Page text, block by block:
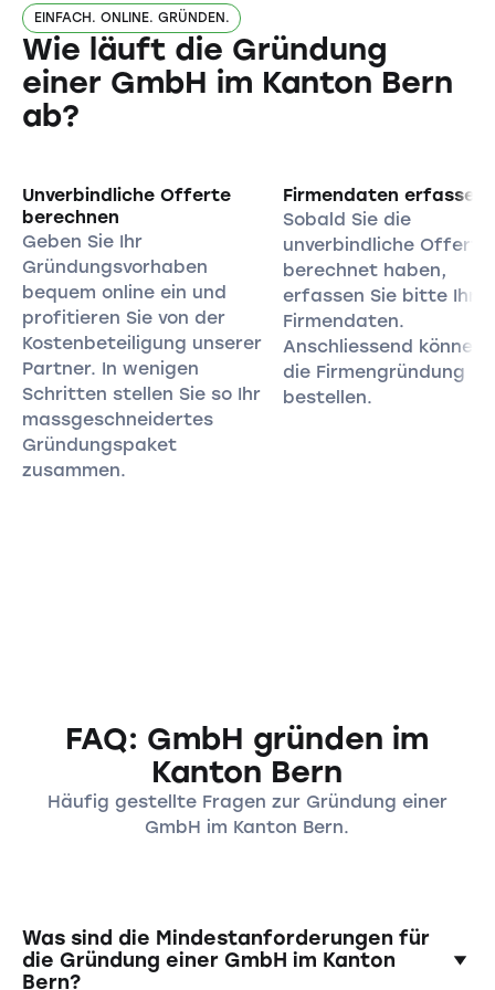
EINFACH. ONLINE. GRÜNDEN.
Wie läuft die Gründung
einer GmbH im Kanton Bern
ab?
Unverbindliche Offerte
berechnen
Geben Sie Ihr
Gründungsvorhaben
bequem online ein und
profitieren Sie von der
Kostenbeteiligung unserer
Partner. In wenigen
Schritten stellen Sie so Ihr
massgeschneidertes
Gründungspaket
zusammen.
Firmendaten erfassen
Sobald Sie die
unverbindliche Offerte
berechnet haben,
erfassen Sie bitte Ihre
Firmendaten.
Anschliessend können
die Firmengründung
bestellen.
FAQ: GmbH gründen im
Kanton Bern
Häufig gestellte Fragen zur Gründung einer
GmbH im Kanton Bern.
Was sind die Mindestanforderungen für
die Gründung einer GmbH im Kanton
Bern?